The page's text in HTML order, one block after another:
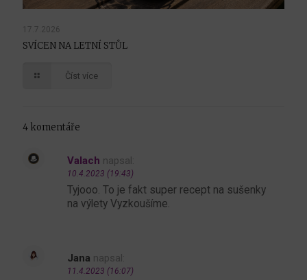
17.7.2026
SVÍCEN NA LETNÍ STŮL
Číst více
4 komentáře
Valach napsal:
10.4.2023 (19:43)
Tyjooo. To je fakt super recept na sušenky
na výlety Vyzkoušíme.
Jana napsal:
11.4.2023 (16:07)